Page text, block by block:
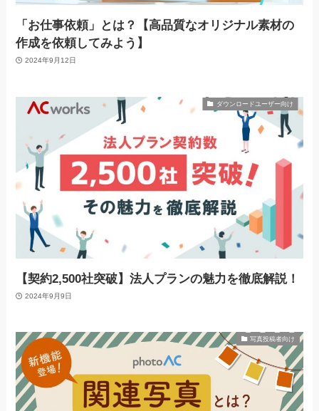
「お仕事依頼」とは？【高品質なオリジナル素材の
作成を依頼してみよう】
2024年9月12日
ダウンロードユーザー向け
【契約2,500社突破】法人プランの魅力を徹底解説！
2024年9月9日
写真投稿者向け